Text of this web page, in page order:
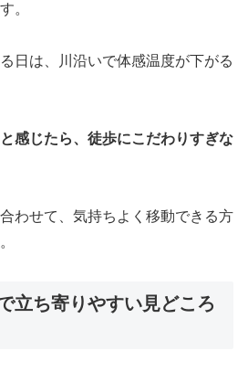
。
日は、川沿いで体感温度が下がる
感じたら、徒歩にこだわりすぎな
わせて、気持ちよく移動できる方
立ち寄りやすい見どころ